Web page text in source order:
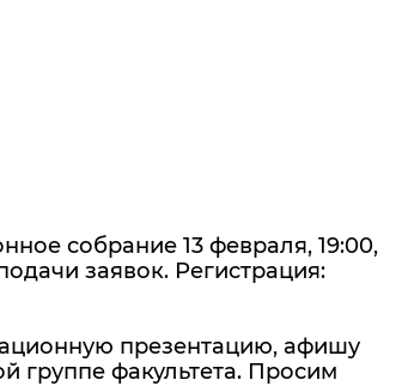
собрание 13 февраля, 19:00,
заявок. Регистрация:
презентацию, афишу
группе факультета. Просим